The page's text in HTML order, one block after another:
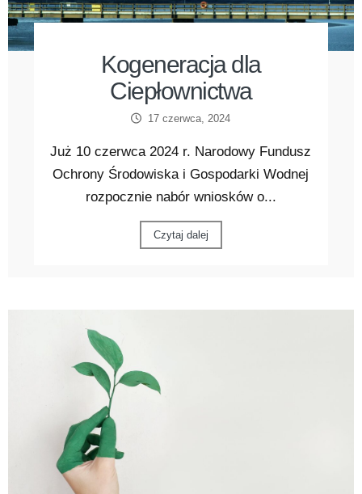
Kogeneracja dla
Ciepłownictwa
17 czerwca, 2024
Już 10 czerwca 2024 r. Narodowy Fundusz
Ochrony Środowiska i Gospodarki Wodnej
rozpocznie nabór wniosków o...
Czytaj dalej